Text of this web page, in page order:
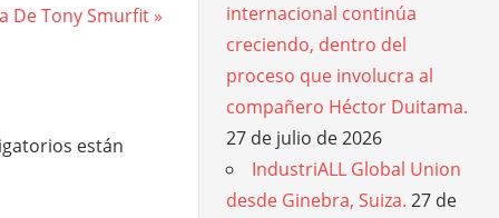
De Tony Smurfit
están
internacional continúa
creciendo, dentro del
proceso que involucra al
compañero Héctor Duitama.
27 de julio de 2026
IndustriALL Global Union
desde Ginebra, Suiza. 27 de